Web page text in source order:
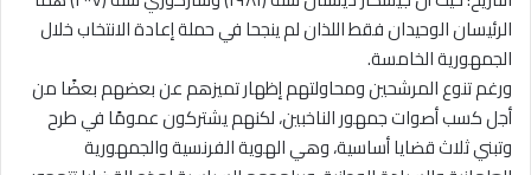
الرئيسان الوحيدان فقط اللذان لم ينجحا في حملة إعادة الانتخاب خلال
الجمهورية الخامسة.
ورغم تنوع المرشحين ومحاولتهم إظهار تميزهم عن بعضهم بعضًا من
أجل كسب أصوات جمهور الناخبين، لكنهم يشتركون عمومًا في طرح
وتبني ثلاث قضايا أساسية، وهي الهوية الفرنسية والجمهورية